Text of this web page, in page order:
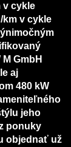
v cykle
km v cykle
GmbH
aj
480 kW
jeho
ponuky
objednať už